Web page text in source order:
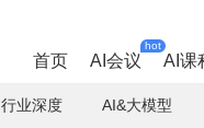
首页 AI会议
hot
AI课
行业深度 AI&大模型